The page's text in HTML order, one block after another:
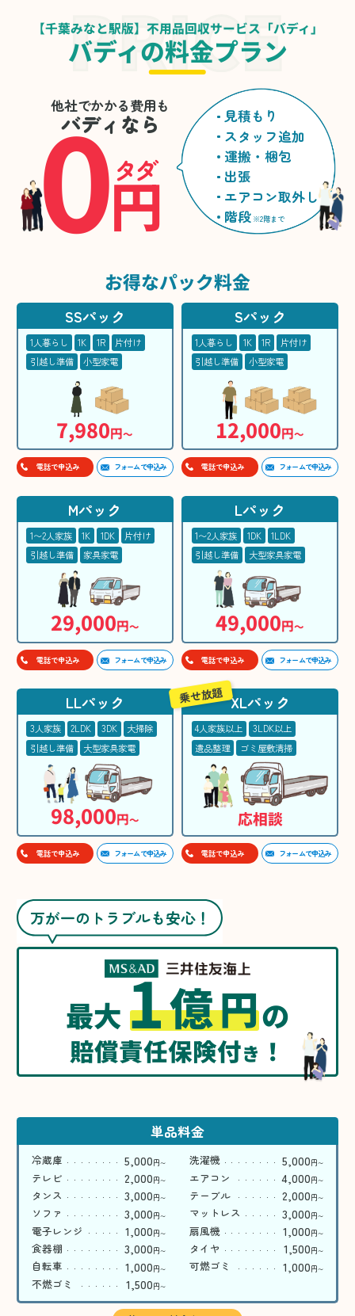
【千葉みなと駅版】不用品回収サービス「バディ」
バディの料金プラン
他社でかかる費用も
バディなら
0円
タダ
見積もり
スタッフ追加
運搬・梱包
出張
エアコン取外し
階段 ※2階まで
お得なパック料金
SSパック
1人暮らし 1K 1R
片付け
引越し準備
小型家電
7,980円〜
電話で申込み フォームで申込み
Sパック
1人暮らし 1K 1R
片付け
引越し準備
小型家電
12,000円〜
電話で申込み フォームで申込み
Mパック
1〜2人家族 1K 1DK
片付け
引越し準備
家具家電
29,000円〜
電話で申込み フォームで申込み
Lパック
1〜2人家族 1DK
1LDK
引越し準備
大型家具家電
49,000円〜
電話で申込み フォームで申込み
LLパック
3人家族 2LDK 3DK
大掃除
引越し準備
大型家具家電
98,000円〜
電話で申込み フォームで申込み
XLパック
4人家族以上
3LDK以上
遺品整理
ゴミ屋敷清掃
応相談
乗せ放題
電話で申込み フォームで申込み
万が一のトラブルも安心！
最大1億円の
賠償責任保険付き ！
単品料金
冷蔵庫 5,000円〜 洗濯機 5,000円〜
テレビ 2,000円〜 エアコン 4,000円〜
タンス 3,000円〜 テーブル 2,000円〜
ソファ 3,000円〜 マットレス 3,000円〜
電子レンジ 1,000円〜 扇風機 1,000円〜
食器棚 3,000円〜 タイヤ 1,500円〜
自転車 1,000円〜 可燃ゴミ 1,000円〜
不燃ゴミ 1,500円〜